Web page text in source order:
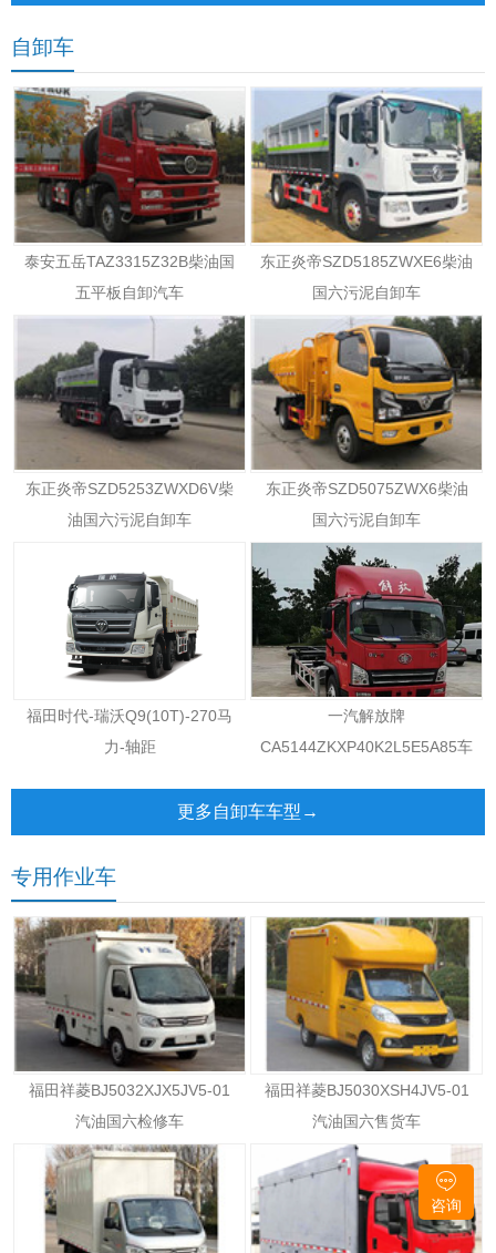
自卸车
泰安五岳TAZ3315Z32B柴油国
五平板自卸汽车
东正炎帝SZD5185ZWXE6柴油
国六污泥自卸车
东正炎帝SZD5253ZWXD6V柴
油国六污泥自卸车
东正炎帝SZD5075ZWX6柴油
国六污泥自卸车
福田时代-瑞沃Q9(10T)-270马
力-轴距
一汽解放牌
CA5144ZKXP40K2L5E5A85车
更多自卸车车型→
专用作业车
福田祥菱BJ5032XJX5JV5-01
汽油国六检修车
福田祥菱BJ5030XSH4JV5-01
汽油国六售货车
咨询